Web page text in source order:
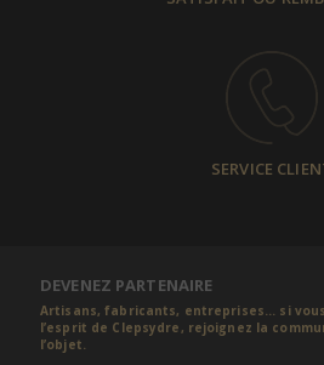
SERVICE
DEVENEZ PARTENAIRE
Artisans, fabricants, entreprises... si
l’esprit de Clepsydre, rejoignez la
l’objet.